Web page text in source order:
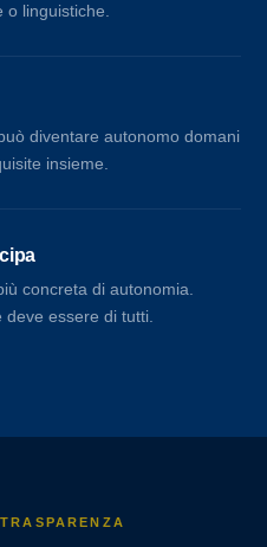
linguistiche.
diventare autonomo domani
insieme.
concreta di autonomia.
essere di tutti.